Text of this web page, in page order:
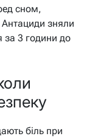
сном,
Антациди зняли
за 3 години до
біль при